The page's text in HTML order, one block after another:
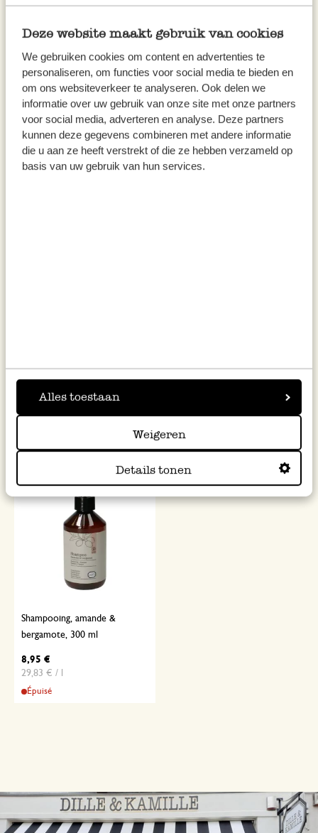
Deze website maakt gebruik van cookies
We gebruiken cookies om content en advertenties te
personaliseren, om functies voor social media te bieden en
om ons websiteverkeer te analyseren. Ook delen we
informatie over uw gebruik van onze site met onze partners
voor social media, adverteren en analyse. Deze partners
kunnen deze gegevens combineren met andere informatie
die u aan ze heeft verstrekt of die ze hebben verzameld op
basis van uw gebruik van hun services.
Alles toestaan
Weigeren
Details tonen
Shampooing solide,
antipelliculaire, 60 g
6,95 €
Brosse à cheveux, bambou
12,95 €
de cheveux, 70 g
14,95 €
14,95 €
Shampooing, amande &
bergamote, 300 ml
8,95 €
29,83 € / l
Épuisé